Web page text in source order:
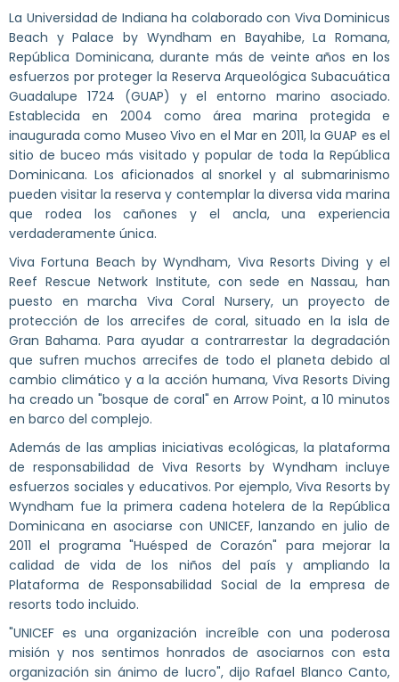
La Universidad de Indiana ha colaborado con Viva Dominicus
Beach y Palace by Wyndham en Bayahibe, La Romana,
República Dominicana, durante más de veinte años en los
esfuerzos por proteger la Reserva Arqueológica Subacuática
Guadalupe 1724 (GUAP) y el entorno marino asociado.
Establecida en 2004 como área marina protegida e
inaugurada como Museo Vivo en el Mar en 2011, la GUAP es el
sitio de buceo más visitado y popular de toda la República
Dominicana. Los aficionados al snorkel y al submarinismo
pueden visitar la reserva y contemplar la diversa vida marina
que rodea los cañones y el ancla, una experiencia
verdaderamente única.
Viva Fortuna Beach by Wyndham, Viva Resorts Diving y el
Reef Rescue Network Institute, con sede en Nassau, han
puesto en marcha Viva Coral Nursery, un proyecto de
protección de los arrecifes de coral, situado en la isla de
Gran Bahama. Para ayudar a contrarrestar la degradación
que sufren muchos arrecifes de todo el planeta debido al
cambio climático y a la acción humana, Viva Resorts Diving
ha creado un "bosque de coral" en Arrow Point, a 10 minutos
en barco del complejo.
Además de las amplias iniciativas ecológicas, la plataforma
de responsabilidad de Viva Resorts by Wyndham incluye
esfuerzos sociales y educativos. Por ejemplo, Viva Resorts by
Wyndham fue la primera cadena hotelera de la República
Dominicana en asociarse con UNICEF, lanzando en julio de
2011 el programa "Huésped de Corazón" para mejorar la
calidad de vida de los niños del país y ampliando la
Plataforma de Responsabilidad Social de la empresa de
resorts todo incluido.
"UNICEF es una organización increíble con una poderosa
misión y nos sentimos honrados de asociarnos con esta
organización sin ánimo de lucro", dijo Rafael Blanco Canto,